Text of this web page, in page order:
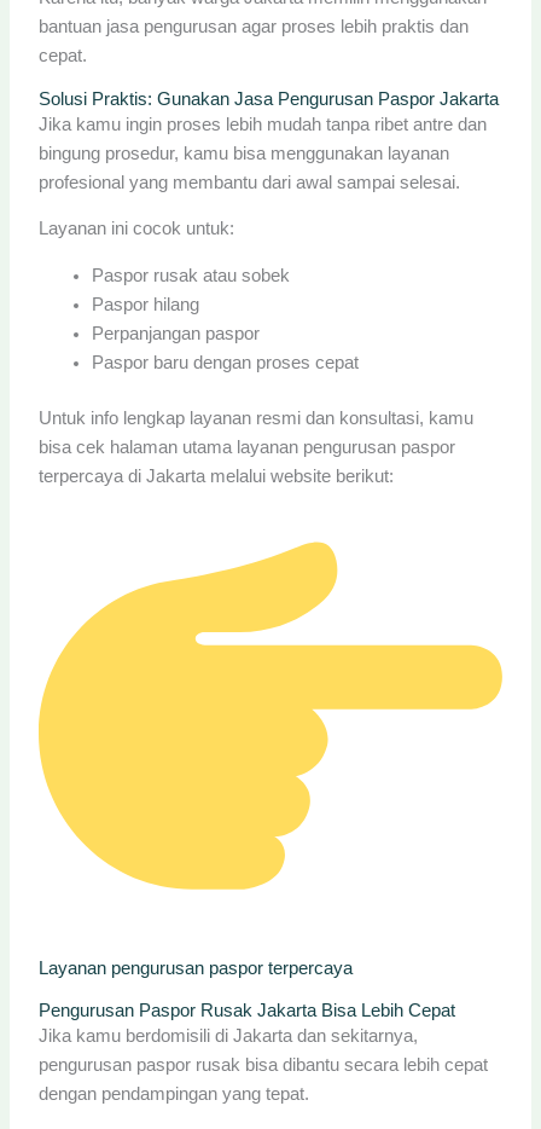
bantuan jasa pengurusan agar proses lebih praktis dan
cepat.
Solusi Praktis: Gunakan Jasa Pengurusan Paspor Jakarta
Jika kamu ingin proses lebih mudah tanpa ribet antre dan
bingung prosedur, kamu bisa menggunakan layanan
profesional yang membantu dari awal sampai selesai.
Layanan ini cocok untuk:
Paspor rusak atau sobek
Paspor hilang
Perpanjangan paspor
Paspor baru dengan proses cepat
Untuk info lengkap layanan resmi dan konsultasi, kamu
bisa cek halaman utama layanan pengurusan paspor
terpercaya di Jakarta melalui website berikut:
Layanan pengurusan paspor terpercaya
Pengurusan Paspor Rusak Jakarta Bisa Lebih Cepat
Jika kamu berdomisili di Jakarta dan sekitarnya,
pengurusan paspor rusak bisa dibantu secara lebih cepat
dengan pendampingan yang tepat.